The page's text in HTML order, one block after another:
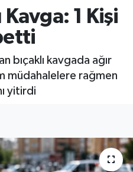
Kavga: 1 Kişi
bıçaklı kavgada ağır
müdahalelere rağmen
yitirdi
ve Fikstür